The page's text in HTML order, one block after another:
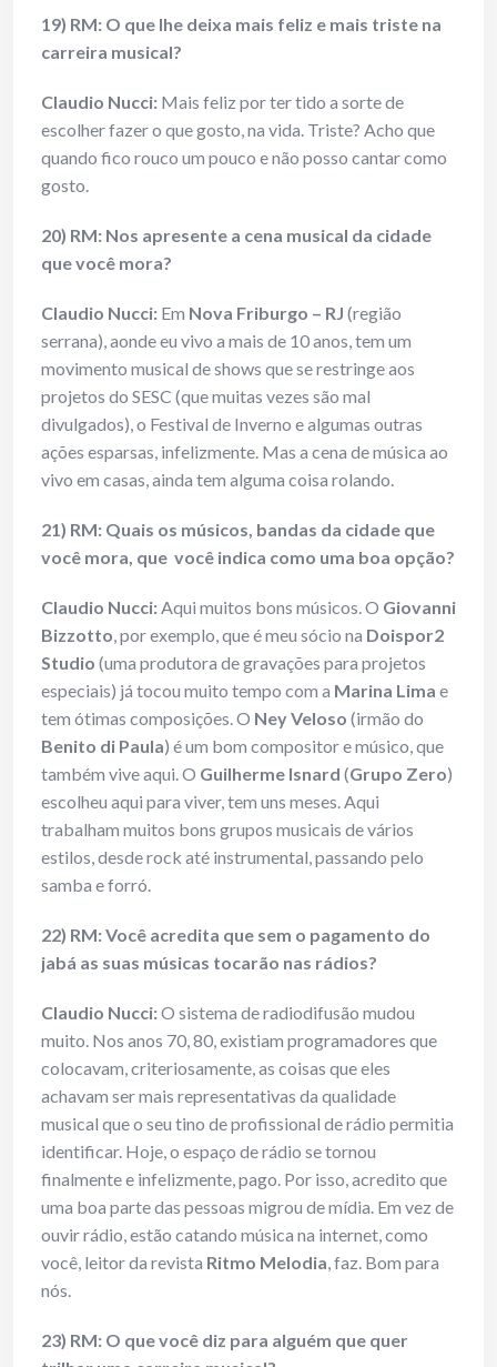
19) RM: O que lhe deixa mais feliz e mais triste na
carreira musical?
Claudio Nucci: Mais feliz por ter tido a sorte de
escolher fazer o que gosto, na vida. Triste? Acho que
quando fico rouco um pouco e não posso cantar como
gosto.
20) RM: Nos apresente a cena musical da cidade
que você mora?
Claudio Nucci: Em Nova Friburgo – RJ (região
serrana), aonde eu vivo a mais de 10 anos, tem um
movimento musical de shows que se restringe aos
projetos do SESC (que muitas vezes são mal
divulgados), o Festival de Inverno e algumas outras
ações esparsas, infelizmente. Mas a cena de música ao
vivo em casas, ainda tem alguma coisa rolando.
21) RM: Quais os músicos, bandas da cidade que
você mora, que você indica como uma boa opção?
Claudio Nucci:Aqui muitos bons músicos. O Giovanni
Bizzotto, por exemplo, que é meu sócio na Doispor2
Studio (uma produtora de gravações para projetos
especiais) já tocou muito tempo com a Marina Lima e
tem ótimas composições. O Ney Veloso (irmão do
Benito di Paula) é um bom compositor e músico, que
também vive aqui. O Guilherme Isnard (Grupo Zero)
escolheu aqui para viver, tem uns meses. Aqui
trabalham muitos bons grupos musicais de vários
estilos, desde rock até instrumental, passando pelo
samba e forró.
22) RM: Você acredita que sem o pagamento do
jabá as suas músicas tocarão nas rádios?
Claudio Nucci:O sistema de radiodifusão mudou
muito. Nos anos 70, 80, existiam programadores que
colocavam, criteriosamente, as coisas que eles
achavam ser mais representativas da qualidade
musical que o seu tino de profissional de rádio permitia
identificar. Hoje, o espaço de rádio se tornou
finalmente e infelizmente, pago. Por isso, acredito que
uma boa parte das pessoas migrou de mídia. Em vez de
ouvir rádio, estão catando música na internet, como
você, leitor da revista Ritmo Melodia, faz. Bom para
nós.
23) RM: O que você diz para alguém que quer